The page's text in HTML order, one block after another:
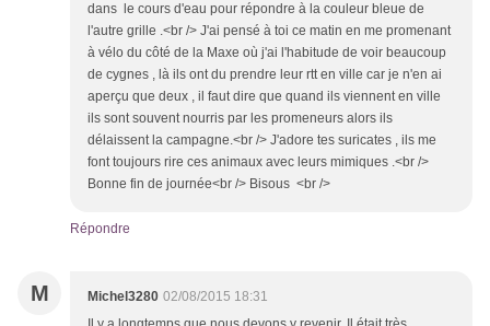
dans le cours d'eau pour répondre à la couleur bleue de
l'autre grille .<br /> J'ai pensé à toi ce matin en me promenant
à vélo du côté de la Maxe où j'ai l'habitude de voir beaucoup
de cygnes , là ils ont du prendre leur rtt en ville car je n'en ai
aperçu que deux , il faut dire que quand ils viennent en ville
ils sont souvent nourris par les promeneurs alors ils
délaissent la campagne.<br /> J'adore tes suricates , ils me
font toujours rire ces animaux avec leurs mimiques .<br />
Bonne fin de journée<br /> Bisous <br />
Répondre
M Michel3280 02/08/2015 18:31